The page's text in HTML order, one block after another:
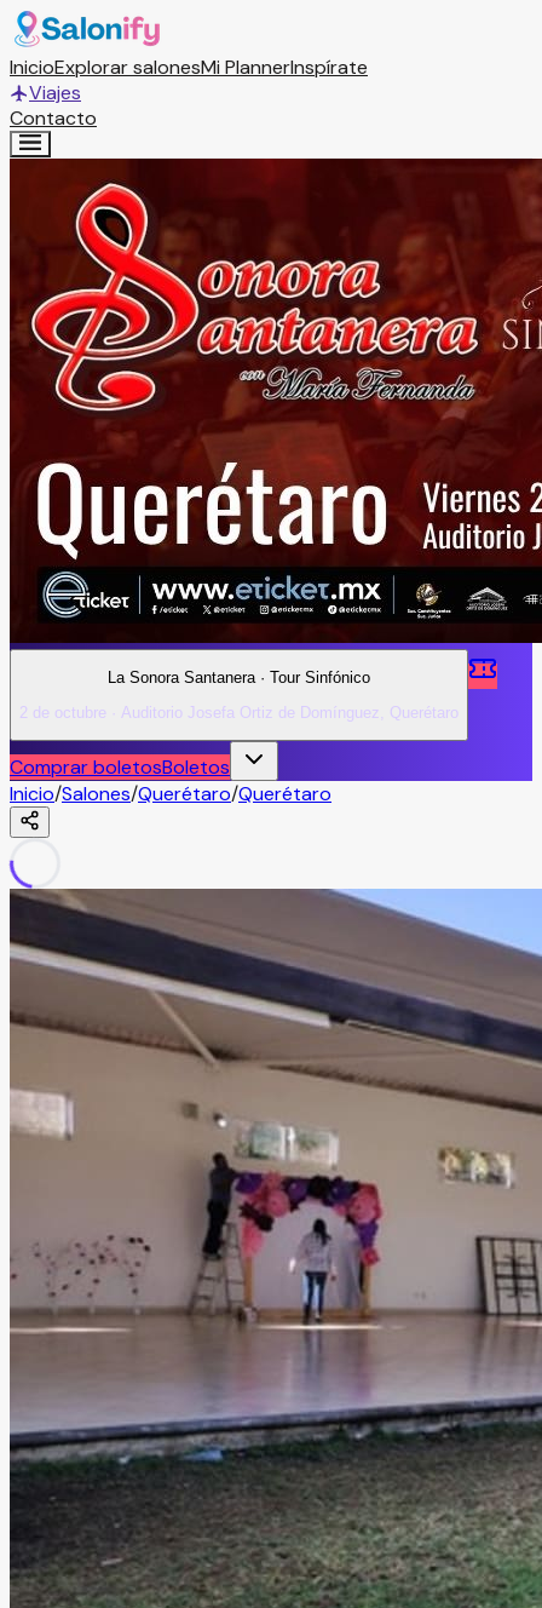
InicioExplorar salonesMi PlannerInspírate
Viajes
Contacto
La Sonora Santanera · Tour Sinfónico
2 de octubre · Auditorio Josefa Ortiz de Domínguez, Querétaro
Comprar boletosBoletos
Inicio/Salones/Querétaro/Querétaro